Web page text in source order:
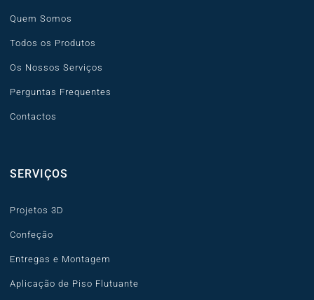
Quem Somos
Todos os Produtos
Os Nossos Serviços
Perguntas Frequentes
Contactos
SERVIÇOS
Projetos 3D
Confeção
Entregas e Montagem
Aplicação de Piso Flutuante